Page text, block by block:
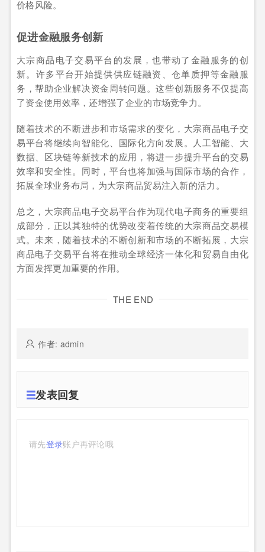
价格风险。
促进金融服务创新
大宗商品电子交易平台的发展，也带动了金融服务的创
新。许多平台开始提供供应链融资、仓单质押等金融服
务，帮助企业解决资金周转问题。这些创新服务不仅提高
了资金使用效率，还增强了企业的市场竞争力。
随着技术的不断进步和市场需求的变化，大宗商品电子交
易平台将继续向智能化、国际化方向发展。人工智能、大
数据、区块链等新技术的应用，将进一步提升平台的交易
效率和安全性。同时，平台也将加强与国际市场的合作，
拓展全球业务布局，为大宗商品贸易注入新的活力。
总之，大宗商品电子交易平台作为现代电子商务的重要组
成部分，正以其独特的优势改变着传统的大宗商品交易模
式。未来，随着技术的不断创新和市场的不断拓展，大宗
商品电子交易平台将在推动全球经济一体化和贸易自由化
方面发挥更加重要的作用。
THE END
作者: admin
发表回复
请先登录账户再评论哦